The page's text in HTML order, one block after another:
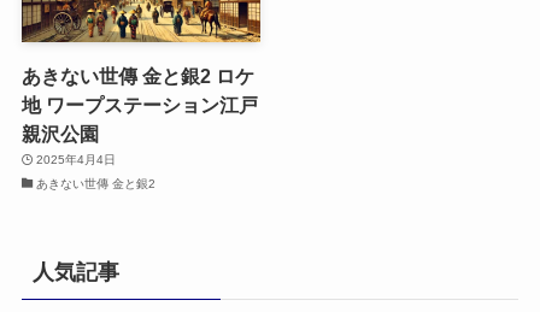
あきない世傳 金と銀2 ロケ
地 ワープステーション江戸
親沢公園
2025年4月4日
あきない世傳 金と銀2
人気記事